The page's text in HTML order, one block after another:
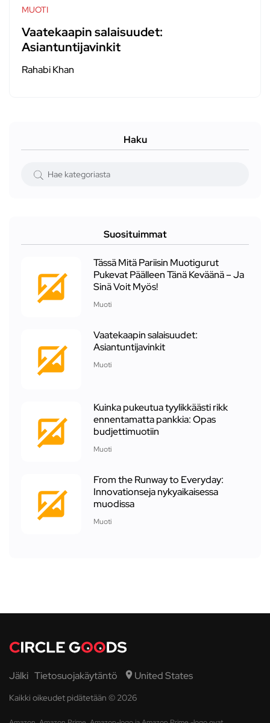
MUOTI
Vaatekaapin salaisuudet:
Asiantuntijavinkit
Rahabi Khan
Haku
Suosituimmat
Tässä Mitä Pariisin Muotigurut
Pukevat Päälleen Tänä Keväänä – Ja
Sinä Voit Myös!
Muoti
Vaatekaapin salaisuudet:
Asiantuntijavinkit
Muoti
Kuinka pukeutua tyylikkäästi rikk
ennentamatta pankkia: Opas
budjettimuotiin
Muoti
From the Runway to Everyday:
Innovationseja nykyaikaisessa
muodissa
Muoti
Jälki Tietosuojakäytäntö United States
Kaikki oikeudet pidätetään © 2026